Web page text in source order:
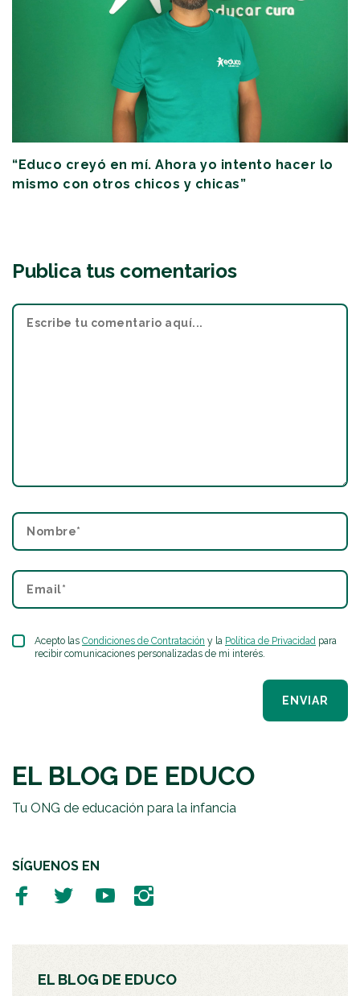
“Educo creyó en mí. Ahora yo intento hacer lo
mismo con otros chicos y chicas”
Publica tus comentarios
Acepto las Condiciones de Contratación y la Política de Privacidad para
recibir comunicaciones personalizadas de mi interés.
ENVIAR
EL BLOG DE EDUCO
Tu ONG de educación para la infancia
SÍGUENOS EN
EL BLOG DE EDUCO